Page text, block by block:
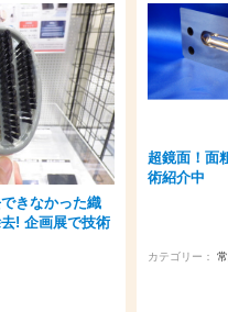
きなかった織
! 企画展で技術
超鏡面！面
術紹介中
カテゴリー：